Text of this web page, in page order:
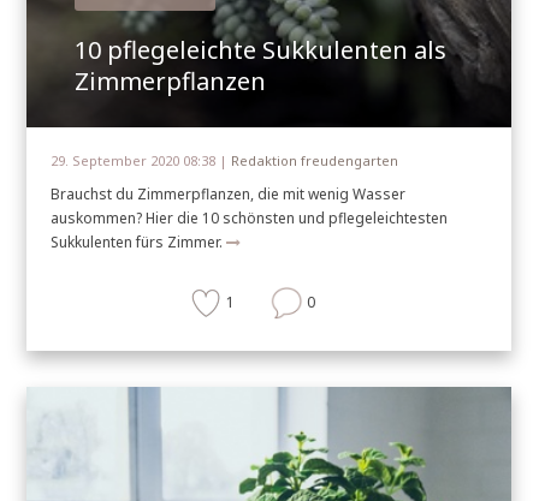
10 pflegeleichte Sukkulenten als
Zimmerpflanzen
29. September 2020 08:38 | Redaktion freudengarten
Brauchst du Zimmerpflanzen, die mit wenig Wasser
auskommen? Hier die 10 schönsten und pflegeleichtesten
Sukkulenten fürs Zimmer.
1 0